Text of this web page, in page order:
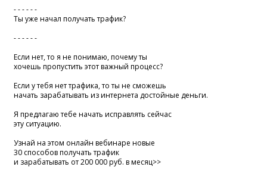
- - - - - -
Ты уже начал получать трафик?
- - - - - -
Если нет, то я не понимаю, почему ты
хочешь пропустить этот важный процесс?
Если у тебя нет трафика, то ты не сможешь
начать зарабатывать из интернета достойные деньги.
Я предлагаю тебе начать исправлять сейчас
эту ситуацию.
Узнай на этом онлайн вебинаре новые
30 способов получать трафик
и зарабатывать от 200 000 руб. в месяц>>